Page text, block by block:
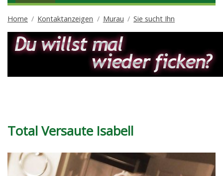
Home Kontaktanzeigen Murau Sie sucht Ihn
Total Versaute Isabell